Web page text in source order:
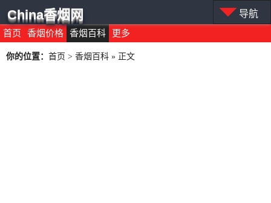
首页 香烟价格 香烟百科 更多
China香烟网 导航
你的位置： 首页 > 香烟百科 » 正文